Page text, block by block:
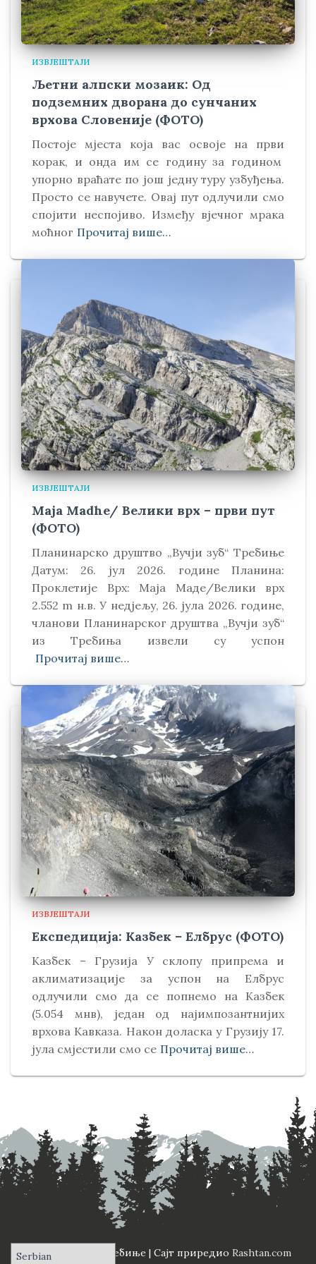
ИЗВЈЕШТАЈИ
Љетни алпски мозаик: Од
подземних дворана до сунчаних
врхова Словеније (ФОТО)
Постоје мјеста која вас освоје на први
корак, и онда им се годину за годином
упорно враћате по још једну туру узбуђења.
Просто се навучете. Овај пут одлучили смо
спојити неспојиво. Између вјечног мрака
моћног Прочитај више…
ИЗВЈЕШТАЈИ
Maja Madhe/ Велики врх – први пут
(ФОТО)
Планинарско друштво „Вучји зуб“ Требиње
Датум: 26. јул 2026. године Планина:
Проклетије Врх: Маја Маде/Велики врх
2.552 m н.в. У недјељу, 26. јула 2026. године,
чланови Планинарског друштва „Вучји зуб“
из Требиња извели су успон
Прочитај више…
ИЗВЈЕШТАЈИ
Експедиција: Казбек – Елбрус (ФОТО)
Kазбек – Грузија У склопу припрема и
аклиматизације за успон на Елбрус
одлучили смо да се попнемо на Kазбек
(5.054 мнв), један од најимпозантнијих
врхова Kавказа. Након доласка у Грузију 17.
јула смјестили смо се Прочитај више…
ПД "Вучји Зуб" Требиње | Сајт приредио Rashtan.com